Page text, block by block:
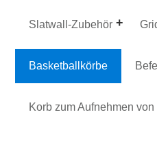
Slatwall-Zubehör
Basketballkörbe
Korb zum Aufnehmen